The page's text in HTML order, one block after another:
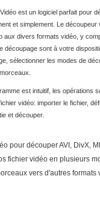
est un logiciel parfait pour
et simplement. Le
aux divers formats vidéo, y
découpage sont à votre
sélectionner les modes de
est intuitif, les opérations
vidéo: importer le fichier,
et découper.
pour découper AVI, DivX,
fichier vidéo en plusieurs
vers d'autres formats